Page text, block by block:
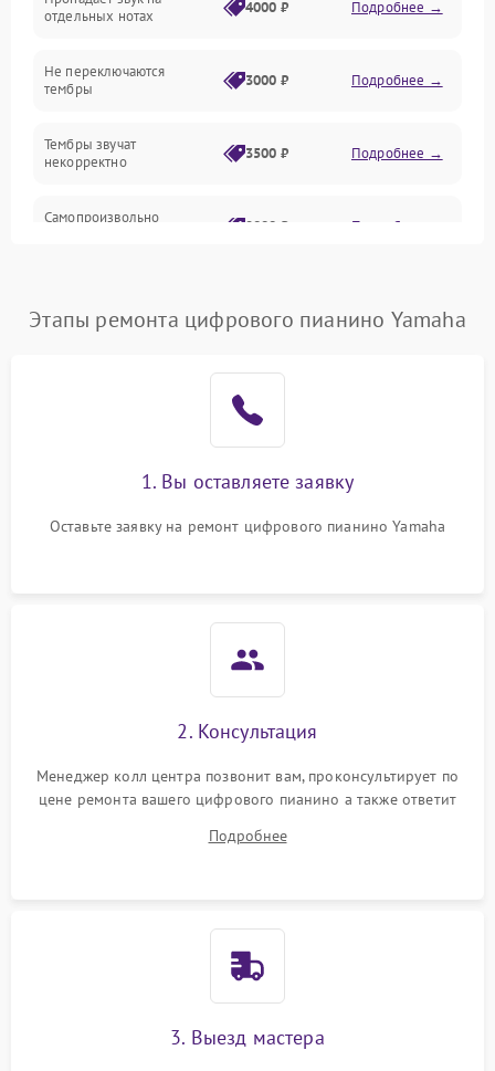
Аудио
Оптика
отдельных нотах
4000 ₽ Подробнее →
Не переключаются
тембры
3000 ₽ Подробнее →
Тембры звучат
некорректно
3500 ₽ Подробнее →
Самопроизвольно
2800 ₽ Подробнее →
Этапы ремонта цифрового пианино Yamaha
1. Вы оставляете заявку
Оставьте заявку на ремонт цифрового пианино Yamaha
2. Консультация
Менеджер колл центра позвонит вам, проконсультирует по
цене ремонта вашего цифрового пианино а также ответит
Подробнее
3. Выезд мастера